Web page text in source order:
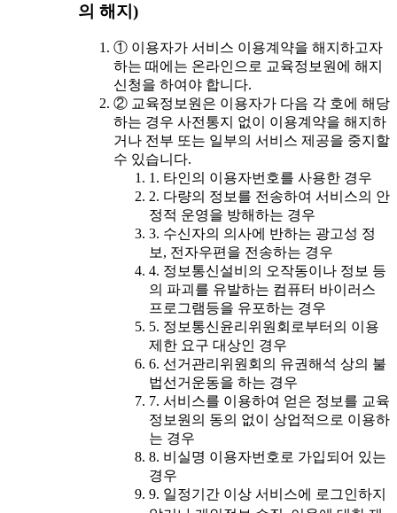
의 해지)
① 이용자가 서비스 이용계약을 해지하고자
하는 때에는 온라인으로 교육정보원에 해지
신청을 하여야 합니다.
② 교육정보원은 이용자가 다음 각 호에 해당
하는 경우 사전통지 없이 이용계약을 해지하
거나 전부 또는 일부의 서비스 제공을 중지할
수 있습니다.
1. 타인의 이용자번호를 사용한 경우
2. 다량의 정보를 전송하여 서비스의 안
정적 운영을 방해하는 경우
3. 수신자의 의사에 반하는 광고성 정
보, 전자우편을 전송하는 경우
4. 정보통신설비의 오작동이나 정보 등
의 파괴를 유발하는 컴퓨터 바이러스
프로그램등을 유포하는 경우
5. 정보통신윤리위원회로부터의 이용
제한 요구 대상인 경우
6. 선거관리위원회의 유권해석 상의 불
법선거운동을 하는 경우
7. 서비스를 이용하여 얻은 정보를 교육
정보원의 동의 없이 상업적으로 이용하
는 경우
8. 비실명 이용자번호로 가입되어 있는
경우
9. 일정기간 이상 서비스에 로그인하지